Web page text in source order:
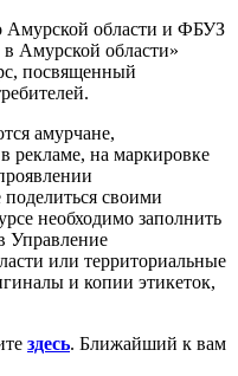
Амурской области и ФБУЗ
Амурской области»
посвященный
амурчане,
рекламе, на маркировке
своими
необходимо заполнить
Управление
или территориальные
и копии этикеток,
здесь. Ближайший к вам